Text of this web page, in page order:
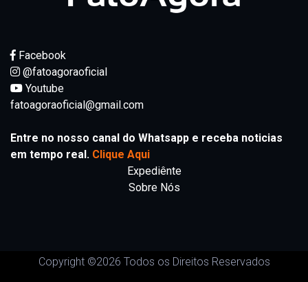
Facebook
@fatoagoraoficial
Youtube
fatoagoraoficial@gmail.com
Entre no nosso canal do Whatsapp e receba noticias
em tempo real. Clique Aqui
Expediênte
Sobre Nós
Copyright ©2026 Todos os Direitos Reservados